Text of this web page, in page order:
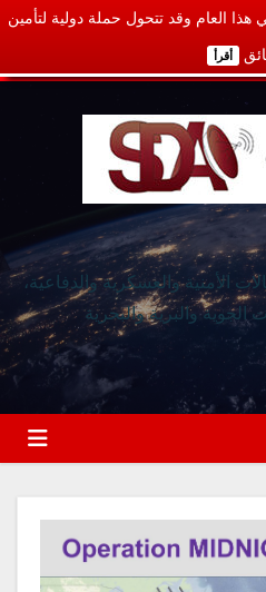
هذا العام وقد تتحول حملة دولية لتأمين
أقرأ
الأمنية والعسكرية والدفاعية،
والبرية والبحرية